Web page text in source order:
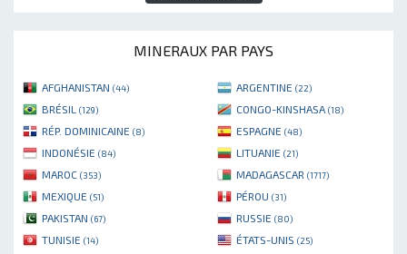
MINERAUX PAR PAYS
AFGHANISTAN (44) ARGENTINE (22)
BRÉSIL (129) CONGO-KINSHASA (18)
RÉP. DOMINICAINE (8) ESPAGNE (48)
INDONÉSIE (84) LITUANIE (21)
MAROC (353) MADAGASCAR (1717)
MEXIQUE (51) PÉROU (31)
PAKISTAN (67) RUSSIE (80)
TUNISIE (14) ÉTATS-UNIS (25)